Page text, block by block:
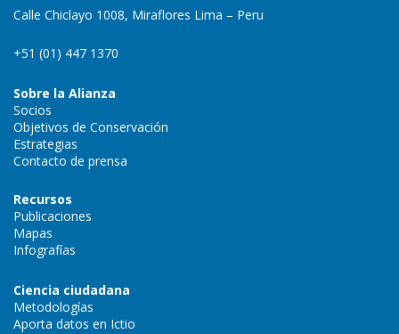
Calle Chiclayo 1008, Miraflores Lima – Peru
+51 (01) 447 1370
Sobre la Alianza
Socios
Objetivos de Conservación
Estrategias
Contacto de prensa
Recursos
Publicaciones
Mapas
Infografías
Ciencia ciudadana
Metodologías
Aporta datos en Ictio